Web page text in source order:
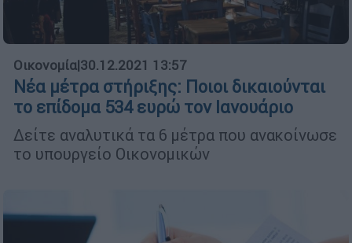
Οικονομία|30.12.2021 13:57
Νέα μέτρα στήριξης: Ποιοι δικαιούνται
το επίδομα 534 ευρώ τον Ιανουάριο
Δείτε αναλυτικά τα 6 μέτρα που ανακοίνωσε
το υπουργείο Οικονομικών